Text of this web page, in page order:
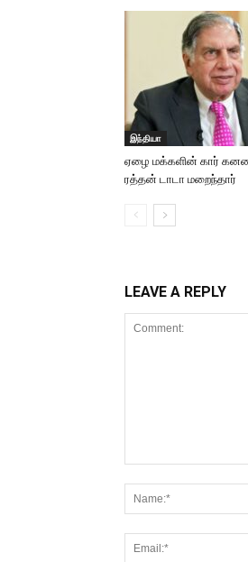
இந்தியா
ஏழை மக்களின் கார்
ரத்தன் டாடா மறைந்தார்
LEAVE A REPLY